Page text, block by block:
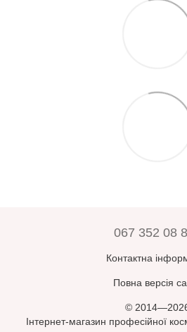
067 352 08
Контактна
Повна версія
©
Інтернет-магазин професійної